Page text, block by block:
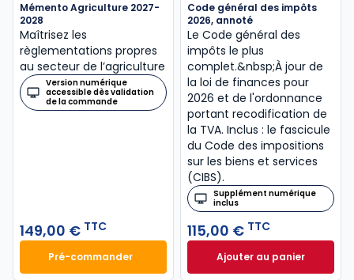
Mémento Agriculture 2027-
2028
Maîtrisez les
règlementations propres
au secteur de l’agriculture
Version numérique
accessible dès validation
de la commande
149,00 € TTC
Pré-commanderMémento Agriculture 2027-2028 à 149,00 € TTC
Code général des impôts
2026, annoté
Le Code général des
impôts le plus
complet.&nbsp;À jour de
la loi de finances pour
2026 et de l'ordonnance
portant recodification de
la TVA. Inclus : le fascicule
du Code des impositions
sur les biens et services
(CIBS).
Supplément numérique
inclus
115,00 € TTC
Ajouter au panierCode général des